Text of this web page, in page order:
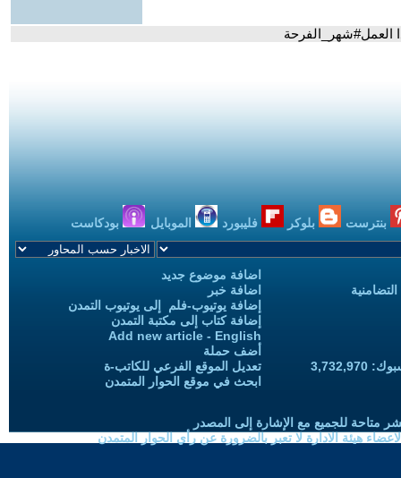
العمل#شهر_الفرحة
بنترست بلوكر فليبورد الموبايل بودكاست
اضافة موضوع جديد
اضافة خبر
إضافة يوتيوب-فلم إلى يوتيوب التمدن
إضافة كتاب إلى مكتبة التمدن
Add new article - English
أضف حملة
تعديل الموقع الفرعي للكاتب-ة
ابحث في موقع الحوار المتمدن
متاحة للجميع مع الإشارة إلى المصدر
هيئة الادارة لا تعبر بالضرورة عن رأي الحوار المتمدن